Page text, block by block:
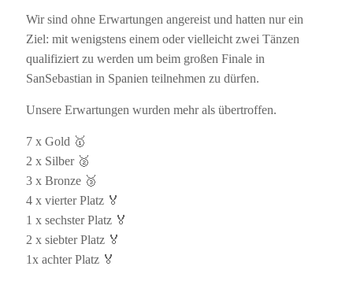
Wir sind ohne Erwartungen angereist und hatten nur ein
Ziel: mit wenigstens einem oder vielleicht zwei Tänzen
qualifiziert zu werden um beim großen Finale in
SanSebastian in Spanien teilnehmen zu dürfen.
Unsere Erwartungen wurden mehr als übertroffen.
7 x Gold 🥇
2 x Silber 🥈
3 x Bronze 🥉
4 x vierter Platz 🏅
1 x sechster Platz 🏅
2 x siebter Platz 🏅
1x achter Platz 🏅